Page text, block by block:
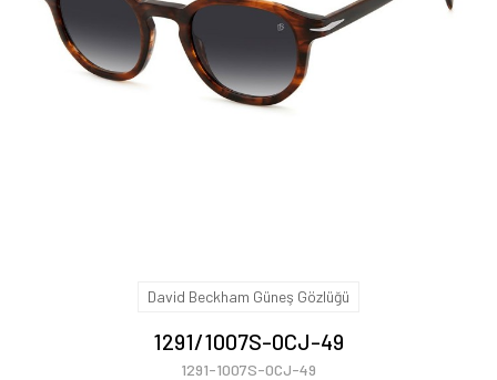
David Beckham Güneş Gözlüğü
1291/1007S-0CJ-49
1291-1007S-0CJ-49